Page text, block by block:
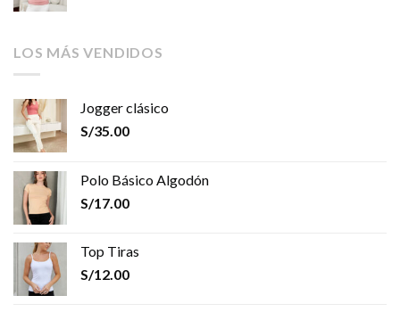
LOS MÁS VENDIDOS
Jogger clásico
S/35.00
Polo Básico Algodón
S/17.00
Top Tiras
S/12.00